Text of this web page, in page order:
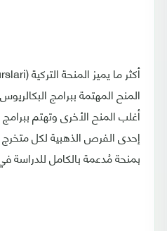
المنح المهتمة ببرامج
أغلب المنح الأخرى وتهتم
إحدى الفرص الذهبية لكل متخرج
بمنحة مُدعمة بالكامل للدراسة